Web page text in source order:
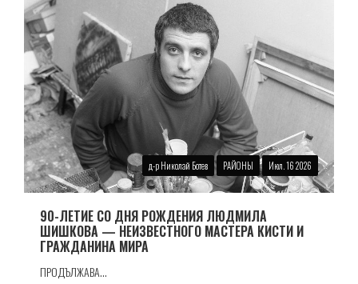
д-р Николай Ботев РАЙОНЫ Июл. 16 2026
90-ЛЕТИЕ СО ДНЯ РОЖДЕНИЯ ЛЮДМИЛА
ШИШКОВА — НЕИЗВЕСТНОГО МАСТЕРА КИСТИ И
ГРАЖДАНИНА МИРА
ПРОДЪЛЖАВА...